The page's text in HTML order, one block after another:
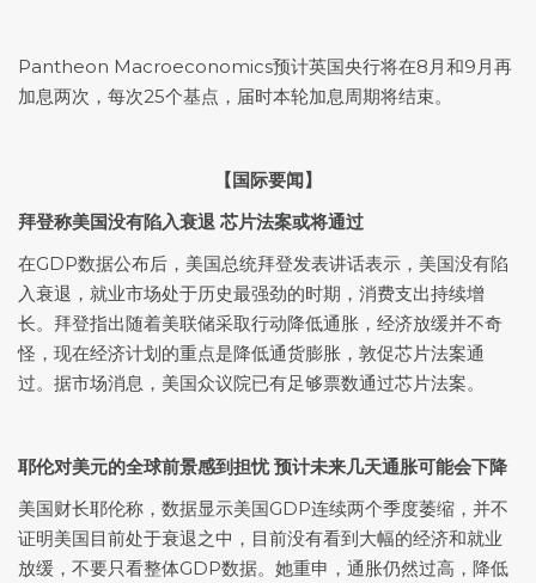
Pantheon Macroeconomics预计英国央行将在8月和9月再
加息两次，每次25个基点，届时本轮加息周期将结束。
【国际要闻】
拜登称美国没有陷入衰退 芯片法案或将通过
在GDP数据公布后，美国总统拜登发表讲话表示，美国没有陷
入衰退，就业市场处于历史最强劲的时期，消费支出持续增
长。拜登指出随着美联储采取行动降低通胀，经济放缓并不奇
怪，现在经济计划的重点是降低通货膨胀，敦促芯片法案通
过。据市场消息，美国众议院已有足够票数通过芯片法案。
耶伦对美元的全球前景感到担忧 预计未来几天通胀可能会下降
美国财长耶伦称，数据显示美国GDP连续两个季度萎缩，并不
证明美国目前处于衰退之中，目前没有看到大幅的经济和就业
放缓，不要只看整体GDP数据。她重申，通胀仍然过高，降低